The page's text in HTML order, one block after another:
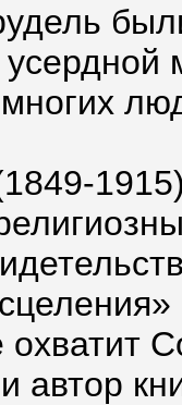
автор